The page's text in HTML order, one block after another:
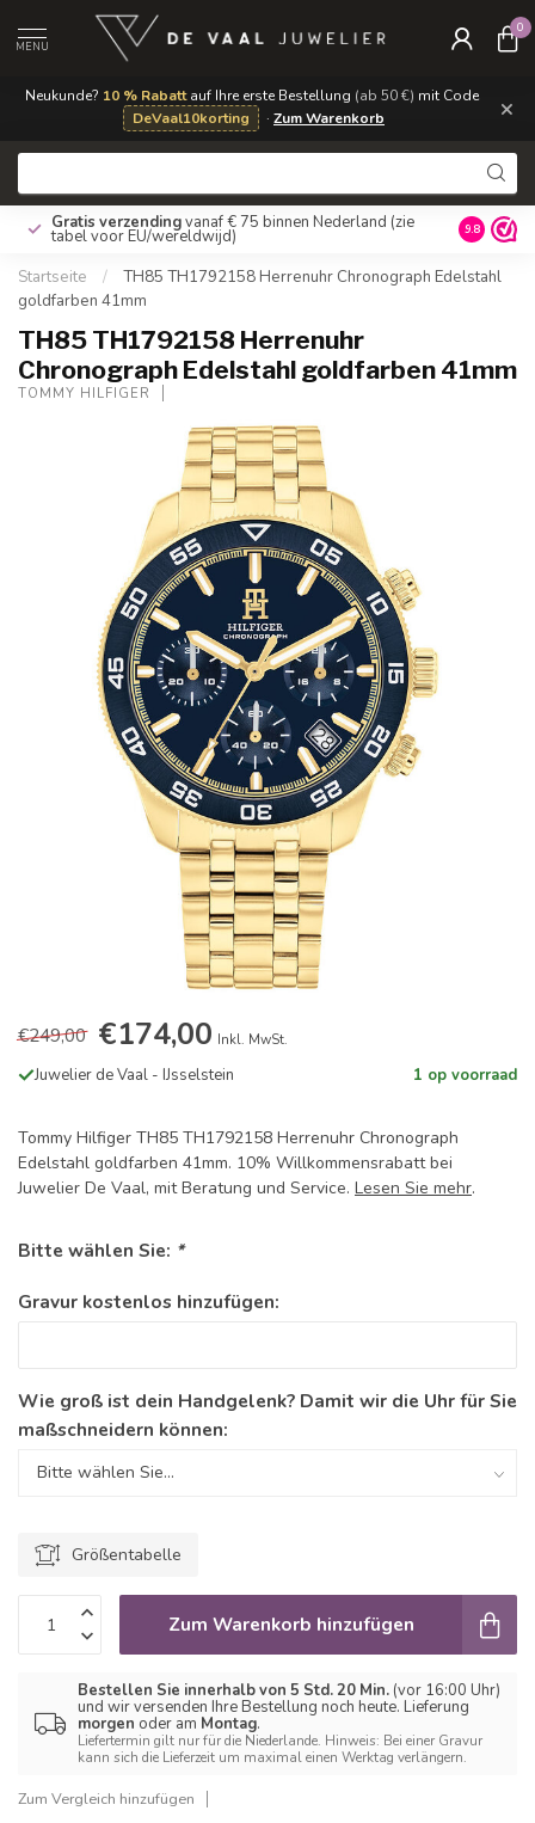
Neukunde? 10 % Rabattauf Ihre erste Bestellung (ab 50 €) mit Code
DeVaal10korting
· Zum Warenkorb ×
MENU
0
Gratis verzendingvanaf € 75 binnen Nederland (zie
tabel voor EU/wereldwijd) 9.8
Startseite /
TH85 TH1792158 Herrenuhr Chronograph Edelstahl
goldfarben 41mm
TH85 TH1792158 Herrenuhr
Chronograph Edelstahl goldfarben 41mm
TOMMY HILFIGER
€249,00 €174,00 Inkl. MwSt.
Juwelier de Vaal - IJsselstein 1 op voorraad
Tommy Hilfiger TH85 TH1792158 Herrenuhr Chronograph
Edelstahl goldfarben 41mm. 10% Willkommensrabatt bei
Juwelier De Vaal, mit Beratung und Service. Lesen Sie mehr.
Bitte wählen Sie: *
Gravur kostenlos hinzufügen:
Wie groß ist dein Handgelenk? Damit wir die Uhr für Sie
maßschneidern können:
Größentabelle
Zum Warenkorb hinzufügen
Bestellen Sie innerhalb von 5 Std. 20 Min. (vor 16:00 Uhr)
und wir versenden Ihre Bestellung noch heute. Lieferung
morgen oder am Montag.
Liefertermin gilt nur für die Niederlande. Hinweis: Bei einer Gravur
kann sich die Lieferzeit um maximal einen Werktag verlängern.
Zum Vergleich hinzufügen